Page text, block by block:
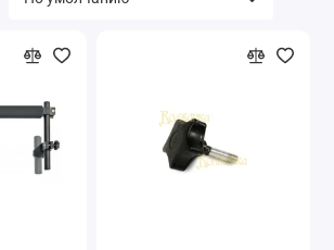
горелки, лампы